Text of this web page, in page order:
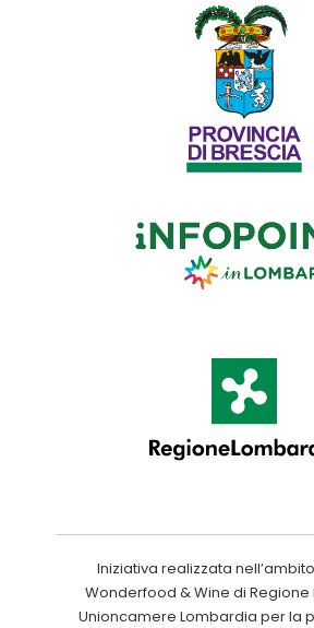
Iniziativa realizzata
Wonderfood & Wine di
Unioncamere Lombardia per la